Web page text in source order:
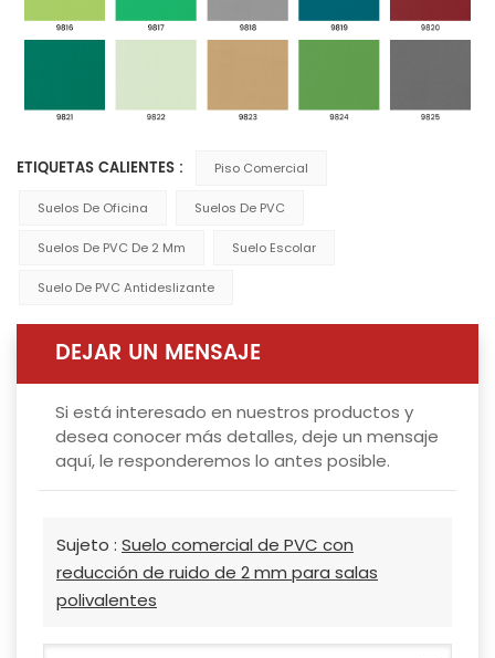
ETIQUETAS CALIENTES : Piso Comercial
Suelos De Oficina Suelos De PVC
Suelos De PVC De 2 Mm Suelo Escolar
Suelo De PVC Antideslizante
DEJAR UN MENSAJE
Si está interesado en nuestros productos y
desea conocer más detalles, deje un mensaje
aquí, le responderemos lo antes posible.
Sujeto : Suelo comercial de PVC con
reducción de ruido de 2 mm para salas
polivalentes